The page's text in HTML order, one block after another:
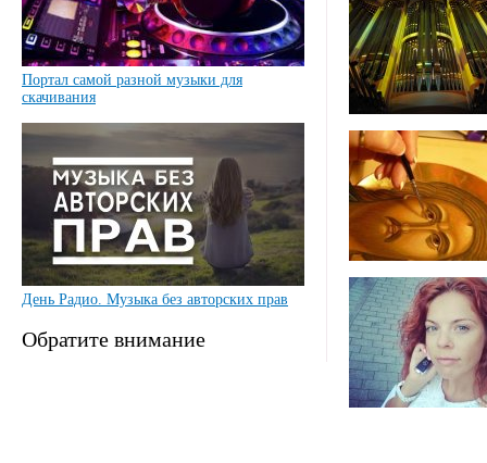
Портал самой разной музыки для
скачивания
День Радио. Музыка без авторских прав
Обратите внимание